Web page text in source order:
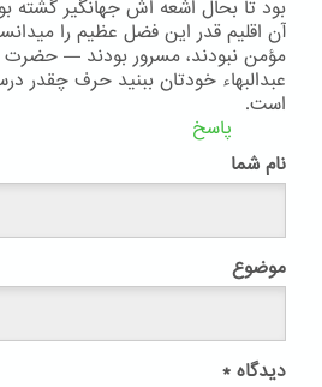
بود تا بحال اشعه اش جهانگير گشته
آن اقليم قدر اين فضل عظيم را
مؤمن نبودند، مسرور بودند — حضرت
عبدالبهاء خودتان ببنيد حرف چقدر
است.
پاسخ
نام شما
موضوع
دیدگاه *